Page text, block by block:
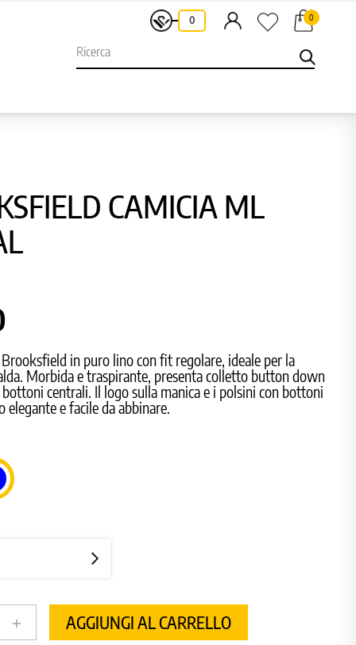
- 0 0
CAMICIA ML
in puro lino con fit regolare, ideale per la
Morbida e traspirante, presenta colletto button down
bottoni centrali. Il logo sulla manica e i polsini con bottoni
elegante e facile da abbinare.
BLU
add AGGIUNGI AL CARRELLO